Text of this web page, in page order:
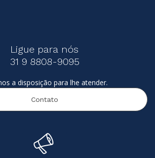
Ligue para nós
31 9 8808-9095
a disposição para lhe atender.
Contato